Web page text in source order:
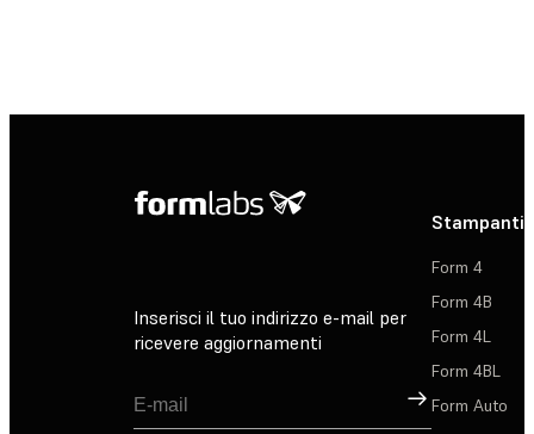
Inserisci il tuo indirizzo e-mail per
ricevere aggiornamenti
Registrati
Stampanti
Form 4
Form 4B
Form 4L
Form 4BL
Form Auto